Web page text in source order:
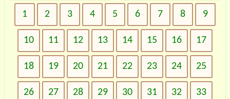
1 2 3 4 5 6 7 8 9
10 11 12 13 14 15 16 17
18 19 20 21 22 23 24 25
26 27 28 29 30 31 32 33